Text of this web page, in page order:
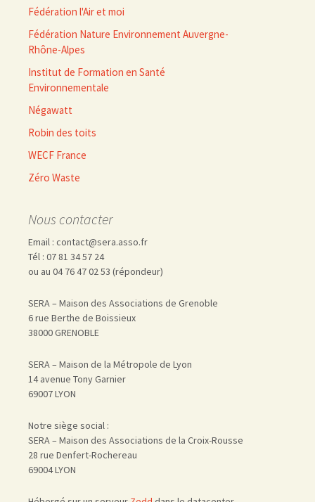
Fédération l'Air et moi
Fédération Nature Environnement Auvergne-
Rhône-Alpes
Institut de Formation en Santé
Environnementale
Négawatt
Robin des toits
WECF France
Zéro Waste
Nous contacter
Email : contact@sera.asso.fr
Tél : 07 81 34 57 24
ou au 04 76 47 02 53 (répondeur)
SERA – Maison des Associations de Grenoble
6 rue Berthe de Boissieux
38000 GRENOBLE
SERA – Maison de la Métropole de Lyon
14 avenue Tony Garnier
69007 LYON
Notre siège social :
SERA – Maison des Associations de la Croix-Rousse
28 rue Denfert-Rochereau
69004 LYON